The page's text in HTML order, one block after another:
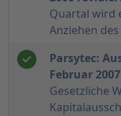
Quartal wird
Anziehen
Parsytec:
Februar
Gesetzliche